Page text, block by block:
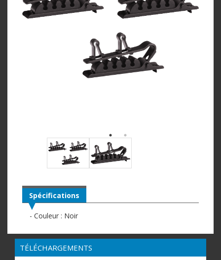
Spécifications
- Couleur : Noir
TÉLÉCHARGEMENTS